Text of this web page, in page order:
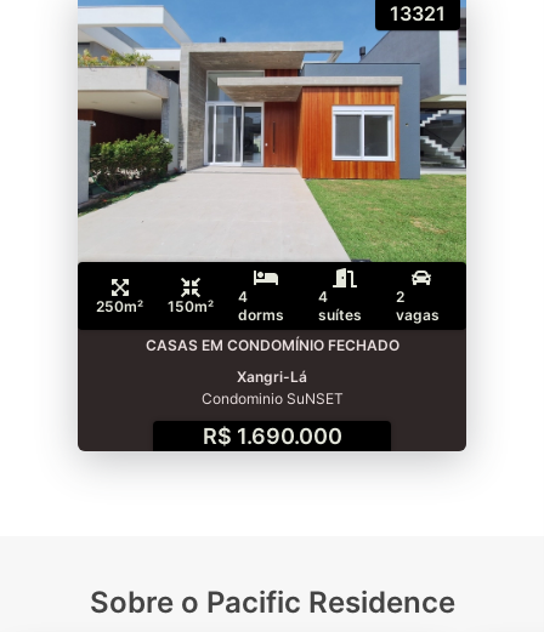
13321
250m² 150m²
4
dorms
4
suítes
2
vagas
CASAS EM CONDOMÍNIO FECHADO
Xangri-Lá
Condominio SuNSET
R$ 1.690.000
Sobre o Pacific Residence